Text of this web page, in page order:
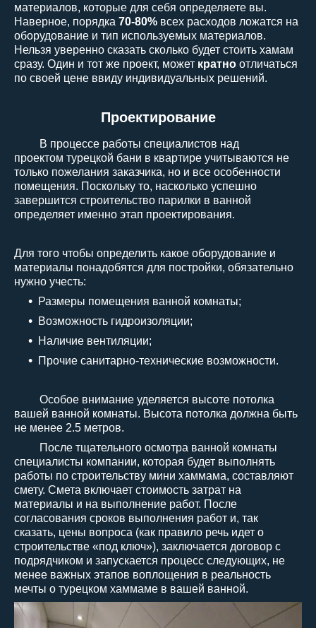
материалов, которые для себя определяете вы.
Наверное, порядка 70-80% всех расходов ложатся на
оборудование и тип используемых материалов.
Нельзя уверенно сказать сколько будет стоить хамам
сразу. Один и тот же проект, может кратно отличаться
по своей цене ввиду индивидуальных решений.
Проектирование
В процессе работы специалистов над
проектом турецкой бани в квартире учитываются не
только пожелания заказчика, но и все особенности
помещения. Поскольку то, насколько успешно
завершится строительство парилки в ванной
определяет именно этап проектирования.
Для того чтобы определить какое оборудование и
материалы понадобятся для постройки, обязательно
нужно учесть:
Размеры помещения ванной комнаты;
Возможность гидроизоляции;
Наличие вентиляции;
Прочие санитарно-технические возможности.
Особое внимание уделяется высоте потолка
вашей ванной комнаты. Высота потолка должна быть
не менее 2.5 метров.
После тщательного осмотра ванной комнаты
специалисты компании, которая будет выполнять
работы по строительству мини хаммама, составляют
смету. Смета включает стоимость затрат на
материалы и на выполнение работ. После
согласования сроков выполнения работ и, так
сказать, цены вопроса (как правило речь идет о
строительстве «под ключ»), заключается договор с
подрядчиком и запускается процесс следующих, не
менее важных этапов воплощения в реальность
мечты о турецком хаммаме в вашей ванной.